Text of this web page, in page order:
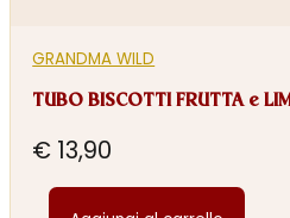
GRANDMA WILD
TUBO BISCOTTI FRUTTA e
€ 13,90